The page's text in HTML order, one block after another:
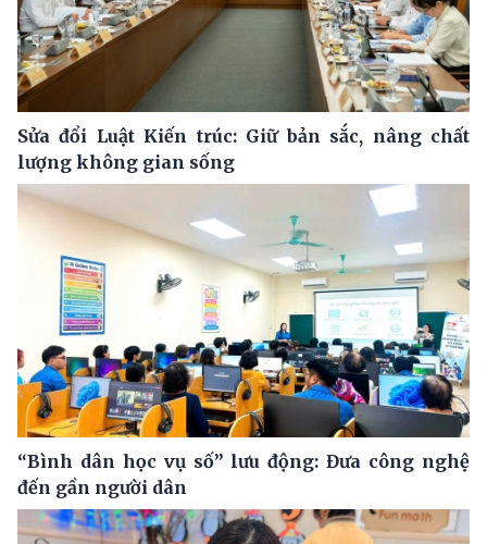
Sửa đổi Luật Kiến trúc: Giữ bản sắc, nâng chất
lượng không gian sống
“Bình dân học vụ số” lưu động: Đưa công nghệ
đến gần người dân